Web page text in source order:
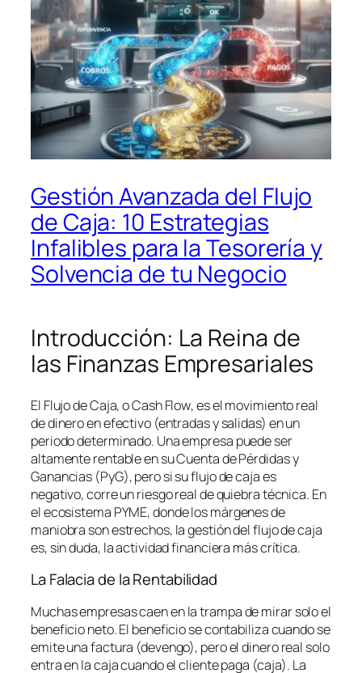
Gestión Avanzada del Flujo
de Caja: 10 Estrategias
Infalibles para la Tesorería y
Solvencia de tu Negocio
Introducción: La Reina de
las Finanzas Empresariales
El Flujo de Caja, oCash Flow, es el movimiento real
de dinero en efectivo (entradas y salidas) en un
periodo determinado. Una empresa puede ser
altamente rentable en su Cuenta de Pérdidas y
Ganancias (PyG), pero si su flujo de caja es
negativo, corre un riesgo real de quiebra técnica. En
el ecosistema PYME, donde los márgenes de
maniobra son estrechos, la gestión del flujo de caja
es, sin duda, la actividad financiera más crítica.
La Falacia de la Rentabilidad
Muchas empresas caen en la trampa de mirar solo el
beneficio neto. El beneficio se contabiliza cuando se
emite una factura (devengo), pero el dinero real solo
entra en la caja cuando el cliente paga (caja). La